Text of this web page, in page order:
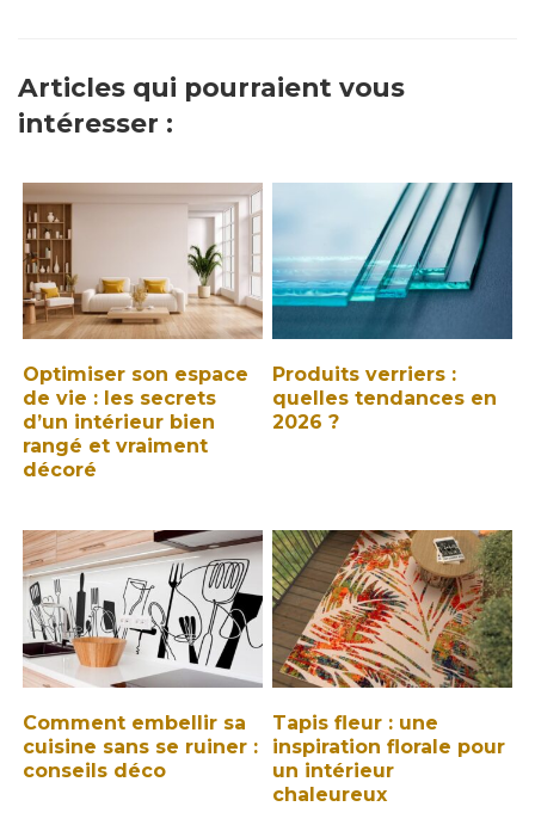
Articles qui pourraient vous
intéresser :
Optimiser son espace
de vie : les secrets
d’un intérieur bien
rangé et vraiment
décoré
Produits verriers :
quelles tendances en
2026 ?
Comment embellir sa
cuisine sans se ruiner :
conseils déco
Tapis fleur : une
inspiration florale pour
un intérieur
chaleureux